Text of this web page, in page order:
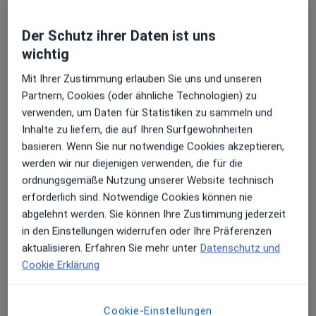
Ängste, Selbstwertprobleme,
Persönlichkeitsstörungen, Generalisierte Angstörung,
somatoforme Störung, Zwangsstörung,
Posttraumatische Belastungsstörung und vieles mehr.
Kontaktieren Sie uns gerne für eine Erstberatung.
öffnet in einer neuen
Verfügbarkeit
Dipl.-Psych. Dora E. Selonke bietet an diesem
Standort über Jameda keine Online-
Terminbuchung an
Zahlungsmodalitäten (private Besuche)
Akzeptierte Versicherungen
Details
Telefonnummer
Der Schutz ihrer Daten ist uns
wichtig
Mit Ihrer Zustimmung erlauben Sie uns und unseren
Partnern, Cookies (oder ähnliche Technologien) zu
verwenden, um Daten für Statistiken zu sammeln und
Inhalte zu liefern, die auf Ihren Surfgewohnheiten
basieren. Wenn Sie nur notwendige Cookies akzeptieren,
werden wir nur diejenigen verwenden, die für die
ordnungsgemäße Nutzung unserer Website technisch
erforderlich sind. Notwendige Cookies können nie
abgelehnt werden. Sie können Ihre Zustimmung jederzeit
in den Einstellungen widerrufen oder Ihre Präferenzen
aktualisieren. Erfahren Sie mehr unter Datenschutz und
Cookie Erklärung
Cookie-Einstellungen